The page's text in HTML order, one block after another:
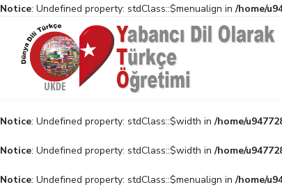
Notice: Undefined property: stdClass::$menualign in/home/
Notice: Undefined property: stdClass::$width in/home/
Notice: Undefined property: stdClass::$width in/home/
Notice: Undefined property: stdClass::$menualign in/home/